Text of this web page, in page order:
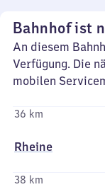
Bahnhof ist
An diesem
Verfügung. Die
mobilen
36 km
Rheine
38 km